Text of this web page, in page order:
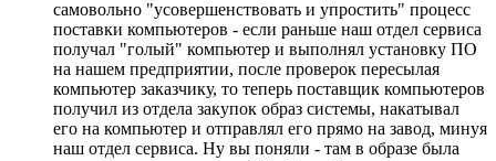
самовольно "усовершенствовать и упростить" процесс
поставки компьютеров - если раньше наш отдел сервиса
получал "голый" компьютер и выполнял установку ПО
на нашем предприятии, после проверок пересылая
компьютер заказчику, то теперь поставщик компьютеров
получил из отдела закупок образ системы, накатывал
его на компьютер и отправлял его прямо на завод, минуя
наш отдел сервиса. Ну вы поняли - там в образе была